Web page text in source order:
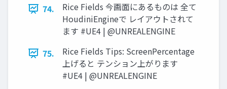
74.
Rice Fields 今画面にあるものは 全て
HoudiniEngineで レイアウトされて
ます #UE4 | @UNREALENGINE
75.
Rice Fields Tips: ScreenPercentage
上げると テンション上がります
#UE4 | @UNREALENGINE